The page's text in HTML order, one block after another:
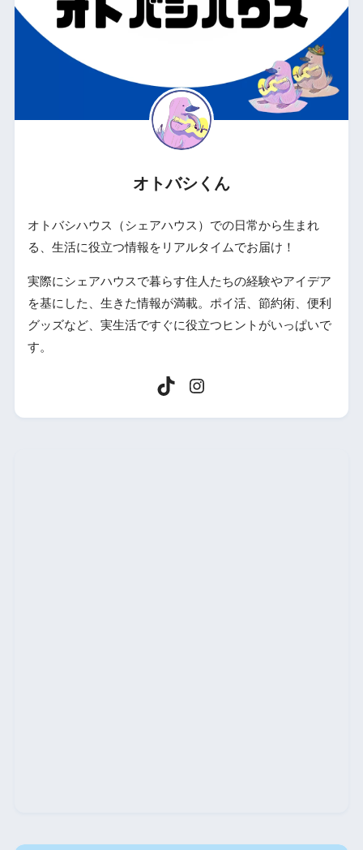
オトバシくん
オトバシハウス（シェアハウス）での日常から生まれ
る、生活に役立つ情報をリアルタイムでお届け！
実際にシェアハウスで暮らす住人たちの経験やアイデア
を基にした、生きた情報が満載。ポイ活、節約術、便利
グッズなど、実生活ですぐに役立つヒントがいっぱいで
す。